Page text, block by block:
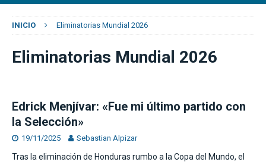
INICIO Eliminatorias Mundial 2026
Eliminatorias Mundial 2026
Edrick Menjívar: «Fue mi último partido con
la Selección»
19/11/2025 Sebastian Alpizar
Tras la eliminación de Honduras rumbo a la Copa del Mundo, el